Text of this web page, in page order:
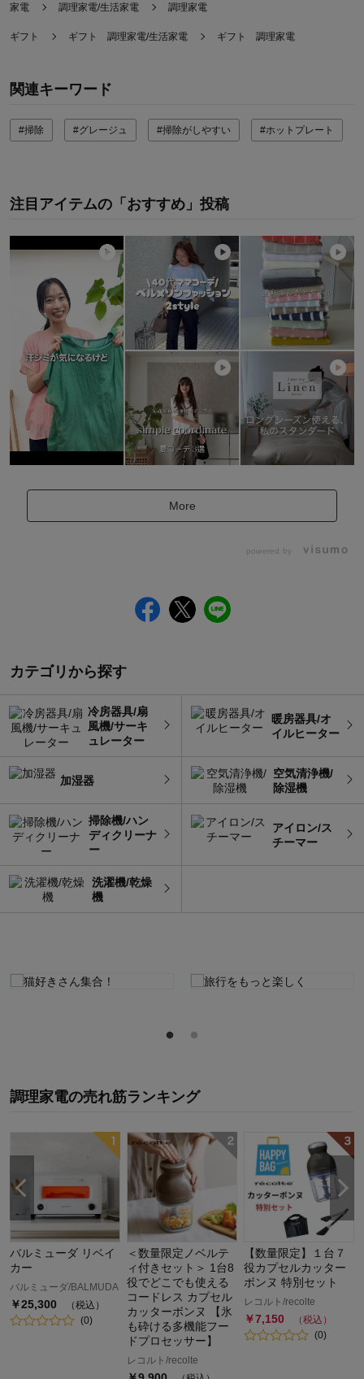
家電 調理家電/生活家電 調理家電
ギフト ギフト 調理家電/生活家電 ギフト 調理家電
関連キーワード
#掃除 #グレージュ #掃除がしやすい #ホットプレート
注目アイテムの「おすすめ」投稿
More
powered by
カテゴリから探す
冷房器具/扇
風機/サーキ
ュレーター
暖房器具/オ
イルヒーター
加湿器
空気清浄機/
除湿機
掃除機/ハン
ディクリーナ
ー
アイロン/ス
チーマー
洗濯機/乾燥
機
調理家電の売れ筋ランキング
バルミューダ リベイ
カー
バルミューダ/BALMUDA
￥25,300
（税込）
(0)
＜数量限定ノベルテ
ィ付きセット＞ 1台8
役でどこでも使える
コードレス カプセル
カッターボンヌ 【氷
も砕ける多機能フー
ドプロセッサー】
レコルト/recolte
【数量限定】１台７
役カプセルカッター
ボンヌ 特別セット
レコルト/recolte
￥7,150
（税込）
(0)